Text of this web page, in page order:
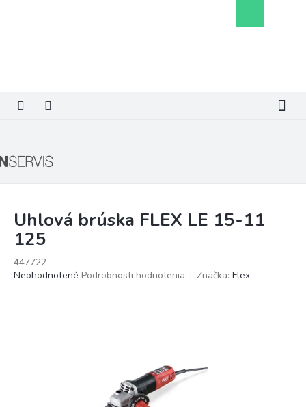
košík
Uhlová brúska FLEX LE 15-11
125
447722
Priemerné
Neohodnotené Podrobnosti hodnotenia Značka: Flex